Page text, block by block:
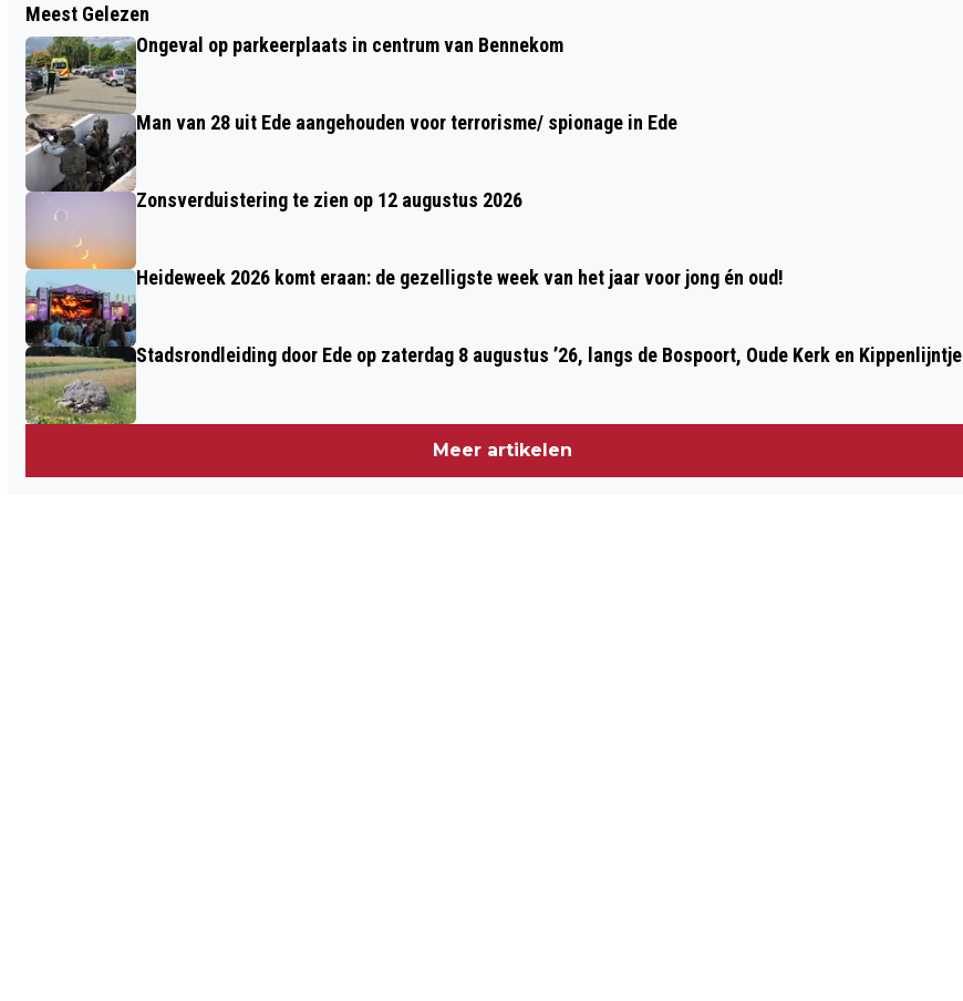
MELDING VAN SCHIETPARTIJ BIJ DE
KELVINSTRAAT IN EDE
WORDT PLANETREE KANJER
Meest Gelezen
Ongeval op parkeerplaats in centrum van Bennekom
Man van 28 uit Ede aangehouden voor terrorisme/ spionage in Ede
Zonsverduistering te zien op 12 augustus 2026
Heideweek 2026 komt eraan: de gezelligste week van het jaar voor jong én oud!
Stadsrondleiding door Ede op zaterdag 8 augustus ’26, langs de Bospoort, Oude Kerk en Kippenlijntje
Meer artikelen